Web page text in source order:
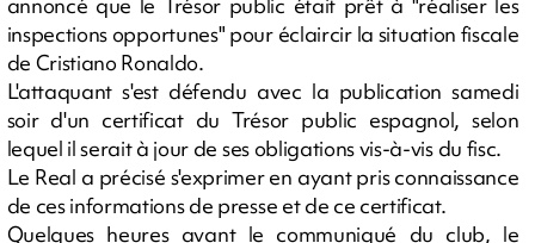
inspections opportunes" pour éclaircir la situation fiscale
de Cristiano Ronaldo.
L'attaquant s'est défendu avec la publication samedi
soir d'un certificat du Trésor public espagnol, selon
lequel il serait à jour de ses obligations vis-à-vis du fisc.
Le Real a précisé s'exprimer en ayant pris connaissance
de ces informations de presse et de ce certificat.
Quelques heures avant le communiqué du club, le